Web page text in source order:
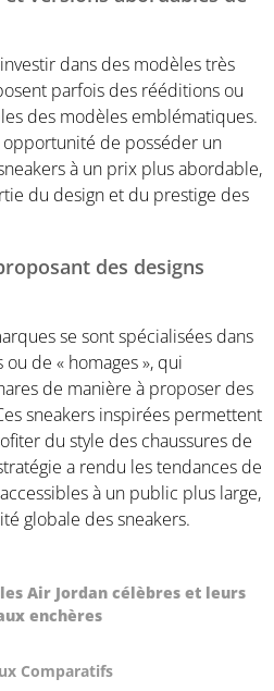
dans des modèles très
parfois des rééditions ou
des modèles emblématiques.
de posséder un
à un prix plus abordable,
du design et du prestige des
des designs
se sont spécialisées dans
de « homages », qui
de manière à proposer des
sneakers inspirées permettent
du style des chaussures de
a rendu les tendances de
à un public plus large,
globale des sneakers.
Comparatifs
Air Jordan célèbres et leurs
enchères